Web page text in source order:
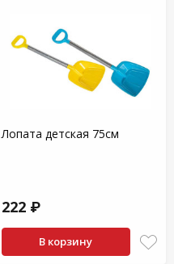
Лопата детская 75см
222 ₽
В корзину